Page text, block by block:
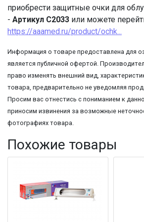
приобрести защитные очки для
- Артикул С2033 или можете
https://aaamed.ru/product/ochk...
Информация о товаре предоставлена для
является публичной офертой.
право изменять внешний вид,
товара, предварительно не уведомляя
Просим вас отнестись с пониманием к
приносим извинения за возможные
фотографиях товара.
Похожие товары